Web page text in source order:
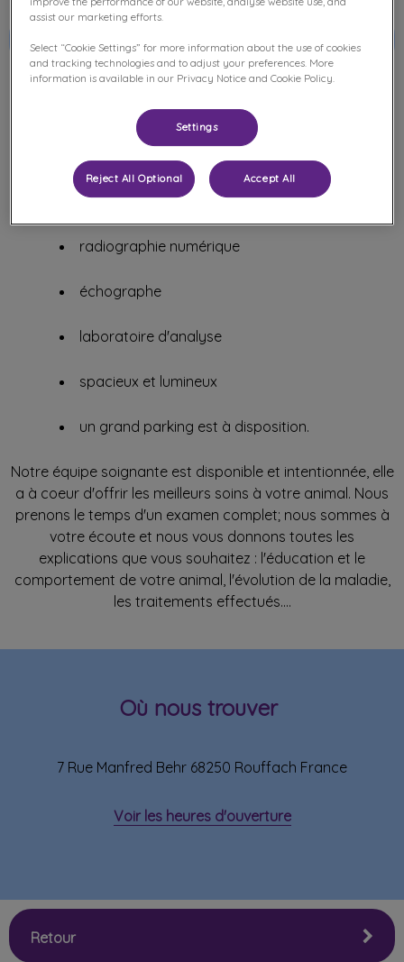
Rencontrez l'équipe
Notre structure est équipée de matériel
de pointe :
radiographie numérique
échographe
laboratoire d'analyse
spacieux et lumineux
un grand parking est à disposition.
Notre équipe soignante est disponible et intentionnée, elle
a à coeur d'offrir les meilleurs soins à votre animal. Nous
prenons le temps d'un examen complet; nous sommes à
votre écoute et nous vous donnons toutes les
explications que vous souhaitez : l'éducation et le
comportement de votre animal, l'évolution de la maladie,
les traitements effectués....
Où nous trouver
7 Rue Manfred Behr 68250 Rouffach France
Voir les heures d'ouverture
Retour
assist our marketing efforts.
Select “Cookie Settings” for more information about the use of cookies
and tracking technologies and to adjust your preferences. More
information is available in our Privacy Notice and Cookie Policy.
Settings
Reject All Optional Accept All